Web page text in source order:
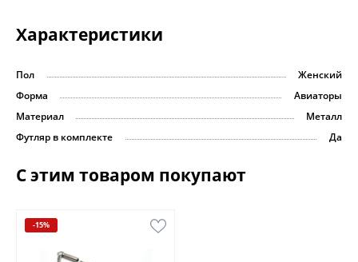
Характеристики
Пол
Женский
Форма
Авиаторы
Материал
Металл
Футляр в комплекте
Да
С этим товаром покупают
-15%